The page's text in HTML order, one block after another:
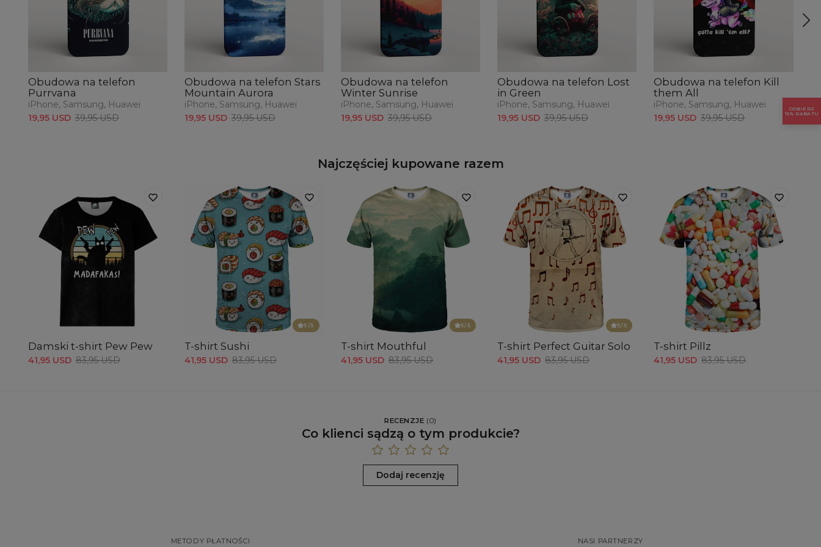
Obudowa na telefon
Purrvana
iPhone, Samsung, Huawei
19,95 USD 39,95 USD
Obudowa na telefon Stars
Mountain Aurora
iPhone, Samsung, Huawei
19,95 USD 39,95 USD
Obudowa na telefon
Winter Sunrise
iPhone, Samsung, Huawei
19,95 USD 39,95 USD
Obudowa na telefon Lost
in Green
iPhone, Samsung, Huawei
19,95 USD 39,95 USD
Obudowa na telefon Kill
them All
iPhone, Samsung, Huawei
19,95 USD 39,95 USD
Najczęściej kupowane razem
Damski t-shirt Pew Pew
41,95 USD 83,95 USD
5/5
T-shirt Sushi
41,95 USD 83,95 USD
5/5
T-shirt Mouthful
41,95 USD 83,95 USD
5/5
T-shirt Perfect Guitar Solo
41,95 USD 83,95 USD
T-shirt Pillz
41,95 USD 83,95 USD
RECENZJE (0)
Co klienci sądzą o tym produkcie?
Dodaj recenzję
METODY PŁATNOŚCI NASI PARTNERZY
ODBIERZ
15% RABATU